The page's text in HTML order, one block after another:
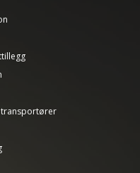
transportører